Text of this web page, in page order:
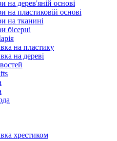
на дерев'яній основі
на пластиковій основі
на тканині
бісерні
на пластику
на дереві
хрестиком